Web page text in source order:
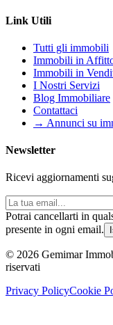
Link Utili
Tutti gli immobili
Immobili in
Immobili in
I Nostri Servizi
Blog Immobiliare
Contattaci
→ Annunci su
Newsletter
Ricevi aggiornamenti
Potrai cancellarti in
presente in ogni email.
© 2026 Gemimar
riservati
Privacy PolicyCookie